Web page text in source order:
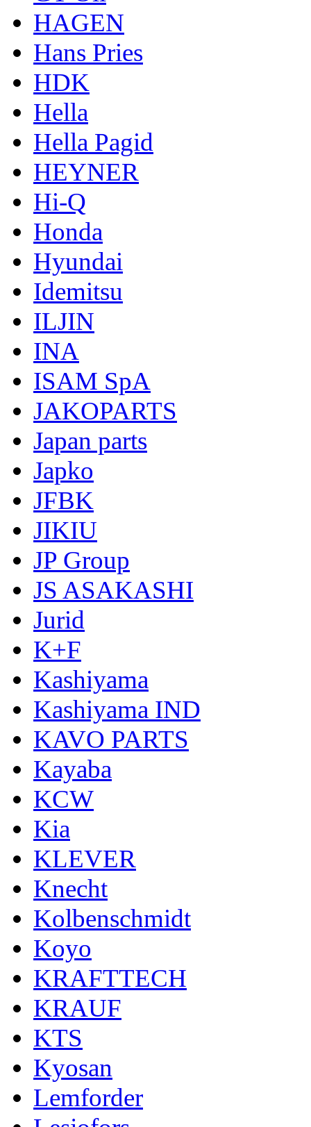
HAGEN
Hans Pries
HDK
Hella
Hella Pagid
HEYNER
Hi-Q
Honda
Hyundai
Idemitsu
ILJIN
INA
ISAM SpA
JAKOPARTS
Japan parts
Japko
JFBK
JIKIU
JP Group
JS ASAKASHI
Jurid
K+F
Kashiyama
Kashiyama IND
KAVO PARTS
Kayaba
KCW
Kia
KLEVER
Knecht
Kolbenschmidt
Koyo
KRAFTTECH
KRAUF
KTS
Kyosan
Lemforder